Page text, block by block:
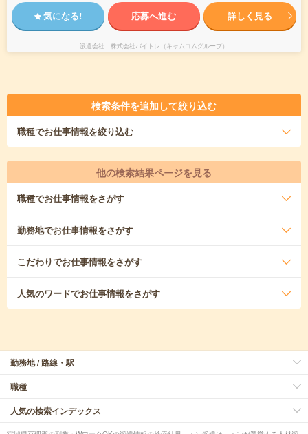
気になる! 応募へ進む 詳しく見る
派遣会社 株式会社バイトレ（キャムコムグループ）
検索条件を追加して絞り込む
職種でお仕事情報を絞り込む
他の検索結果ページを見る
職種でお仕事情報をさがす
勤務地でお仕事情報をさがす
こだわりでお仕事情報をさがす
人気のワードでお仕事情報をさがす
勤務地 / 路線・駅
職種
人気の検索インデックス